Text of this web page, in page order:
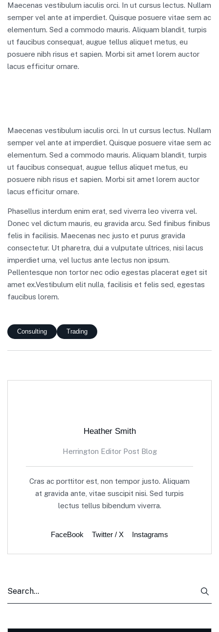
Maecenas vestibulum iaculis orci. In ut cursus lectus. Nullam
semper vel ante at imperdiet. Quisque posuere vitae sem ac
elementum. Sed a commodo mauris. Aliquam blandit, turpis
ut faucibus consequat, augue tellus aliquet metus, eu
posuere nibh risus et sapien. Morbi sit amet lorem auctor
lacus efficitur ornare.
Maecenas vestibulum iaculis orci. In ut cursus lectus. Nullam
semper vel ante at imperdiet. Quisque posuere vitae sem ac
elementum. Sed a commodo mauris. Aliquam blandit, turpis
ut faucibus consequat, augue tellus aliquet metus, eu
posuere nibh risus et sapien. Morbi sit amet lorem auctor
lacus efficitur ornare.
Phasellus interdum enim erat, sed viverra leo viverra vel.
Donec vel dictum mauris, eu gravida arcu. Sed finibus finibus
felis in facilisis. Maecenas nec justo et purus gravida
consectetur. Ut pharetra, dui a vulputate ultrices, nisi lacus
imperdiet urna, vel luctus ante lectus non ipsum.
Pellentesque non tortor nec odio egestas placerat eget sit
amet ex.Vestibulum elit nulla, facilisis et felis sed, egestas
faucibus lorem.
Consulting Trading
Heather Smith
Herrington Editor Post Blog
Cras ac porttitor est, non tempor justo. Aliquam
at gravida ante, vitae suscipit nisi. Sed turpis
lectus tellus bibendum viverra.
FaceBook Twitter / X Instagrams